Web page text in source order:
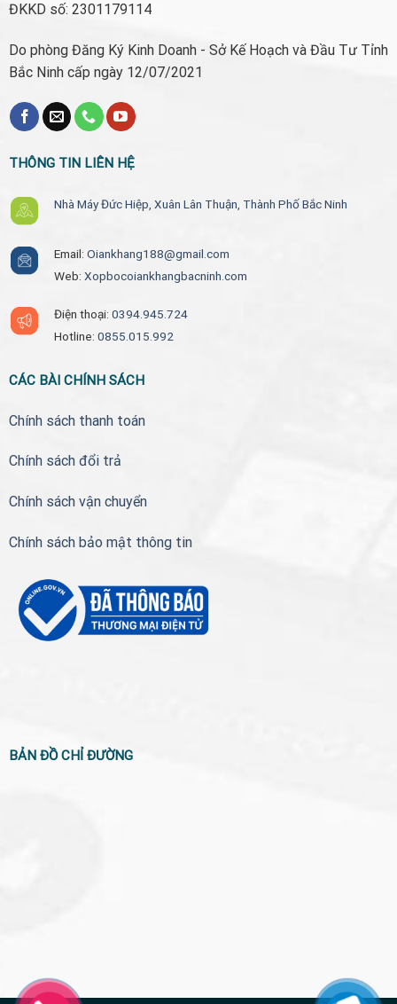
ĐKKD số: 2301179114
Do phòng Đăng Ký Kinh Doanh - Sở Kế Hoạch và Đầu Tư Tỉnh
Bắc Ninh cấp ngày 12/07/2021
THÔNG TIN LIÊN HỆ
Nhà Máy Đức Hiệp, Xuân Lân Thuận, Thành Phố Bắc Ninh
Email: Oiankhang188@gmail.com
Web: Xopbocoiankhangbacninh.com
Điện thoại: 0394.945.724
Hotline: 0855.015.992
CÁC BÀI CHÍNH SÁCH
Chính sách thanh toán
Chính sách đổi trả
Chính sách vận chuyển
Chính sách bảo mật thông tin
BẢN ĐỒ CHỈ ĐƯỜNG